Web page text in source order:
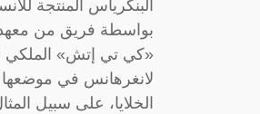
البنكرياس المنتجة
بواسطة فريق من معهد
«كي تي إتش» الملكي
لانغرهانس في موضعها